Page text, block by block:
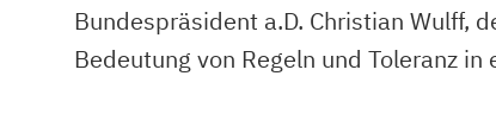
Bundespräsident a.D. Christian Wulff,
Bedeutung von Regeln und Toleranz